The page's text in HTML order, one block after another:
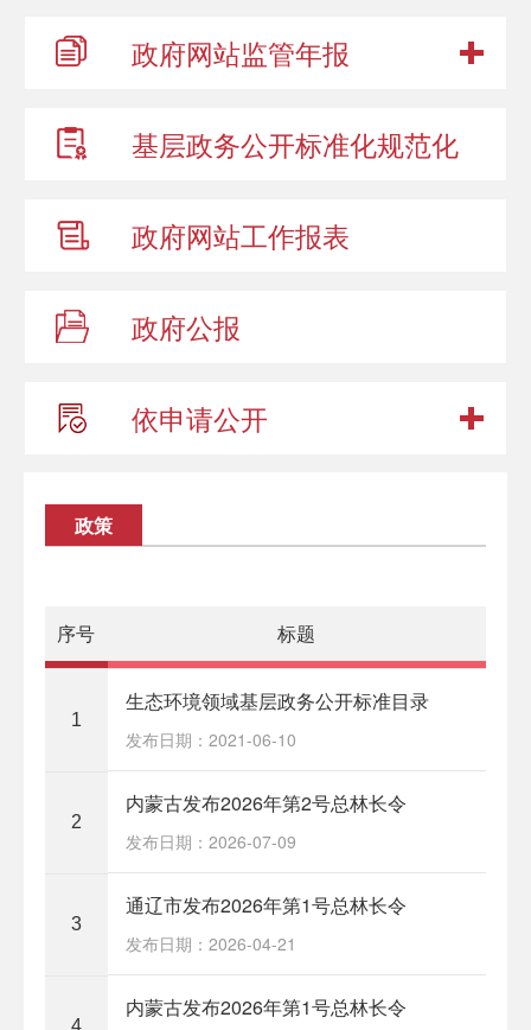
政府网站监管年报
基层政务公开标准化规范化
政府网站工作报表
政府公报
依申请公开
政策
序号 标题
1
生态环境领域基层政务公开标准目录
发布日期：2021-06-10
2
内蒙古发布2026年第2号总林长令
发布日期：2026-07-09
3
通辽市发布2026年第1号总林长令
发布日期：2026-04-21
4
内蒙古发布2026年第1号总林长令